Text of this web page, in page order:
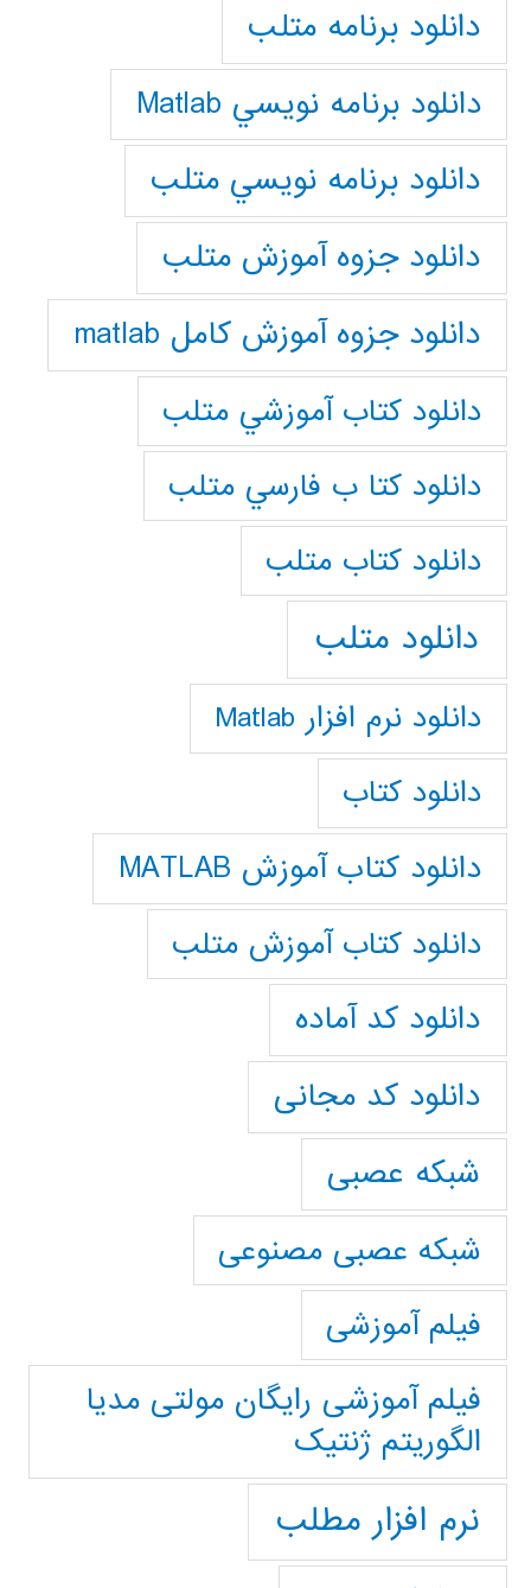
دانلود برنامه متلب
دانلود برنامه نويسي Matlab
دانلود برنامه نويسي متلب
دانلود جزوه آموزش متلب
دانلود جزوه آموزش کامل matlab
دانلود كتاب آموزشي متلب
دانلود كتا ب فارسي متلب
دانلود كتاب متلب
دانلود متلب
دانلود نرم افزار Matlab
دانلود کتاب
دانلود کتاب آموزش MATLAB
دانلود کتاب آموزش متلب
دانلود کد آماده
دانلود کد مجانی
شبکه عصبی
شبکه عصبی مصنوعی
فیلم آموزشی
فیلم آموزشی رایگان مولتی مدیا
الگوریتم ژنتیک
نرم افزار مطلب